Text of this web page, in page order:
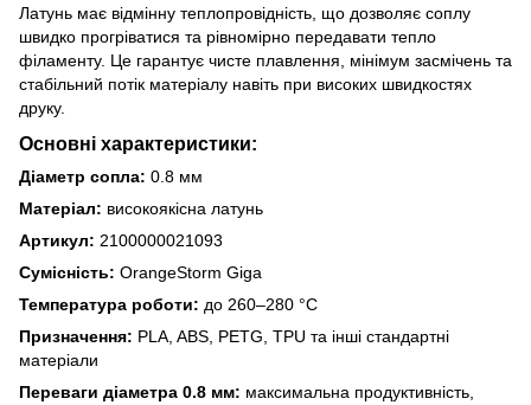
Латунь має відмінну теплопровідність, що дозволяє соплу
швидко прогріватися та рівномірно передавати тепло
філаменту. Це гарантує чисте плавлення, мінімум засмічень та
стабільний потік матеріалу навіть при високих швидкостях
друку.
Основні характеристики:
Діаметр сопла: 0.8 мм
Матеріал: високоякісна латунь
Артикул: 2100000021093
Сумісність: OrangeStorm Giga
Температура роботи: до 260–280 °C
Призначення: PLA, ABS, PETG, TPU та інші стандартні
матеріали
Переваги діаметра 0.8 мм: максимальна продуктивність,